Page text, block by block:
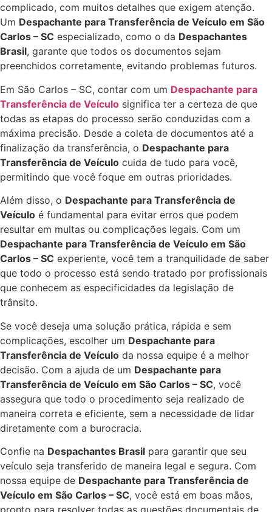
complicado, com muitos detalhes que exigem atenção.
Um Despachante para Transferência de Veículo em São
Carlos – SC especializado, como o da Despachantes
Brasil, garante que todos os documentos sejam
preenchidos corretamente, evitando problemas futuros.
Em São Carlos – SC, contar com um Despachante para
Transferência de Veículo significa ter a certeza de que
todas as etapas do processo serão conduzidas com a
máxima precisão. Desde a coleta de documentos até a
finalização da transferência, o Despachante para
Transferência de Veículo cuida de tudo para você,
permitindo que você foque em outras prioridades.
Além disso, o Despachante para Transferência de
Veículo é fundamental para evitar erros que podem
resultar em multas ou complicações legais. Com um
Despachante para Transferência de Veículo em São
Carlos – SC experiente, você tem a tranquilidade de saber
que todo o processo está sendo tratado por profissionais
que conhecem as especificidades da legislação de
trânsito.
Se você deseja uma solução prática, rápida e sem
complicações, escolher um Despachante para
Transferência de Veículo da nossa equipe é a melhor
decisão. Com a ajuda de um Despachante para
Transferência de Veículo em São Carlos – SC, você
assegura que todo o procedimento seja realizado de
maneira correta e eficiente, sem a necessidade de lidar
diretamente com a burocracia.
Confie na Despachantes Brasil para garantir que seu
veículo seja transferido de maneira legal e segura. Com
nossa equipe de Despachante para Transferência de
Veículo em São Carlos – SC, você está em boas mãos,
pronto para resolver todas as questões documentais de